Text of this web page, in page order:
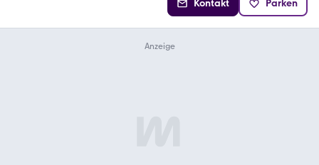
Kontakt Parken